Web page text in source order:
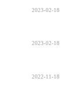
2023-02-18
2023-02-18
2022-11-18